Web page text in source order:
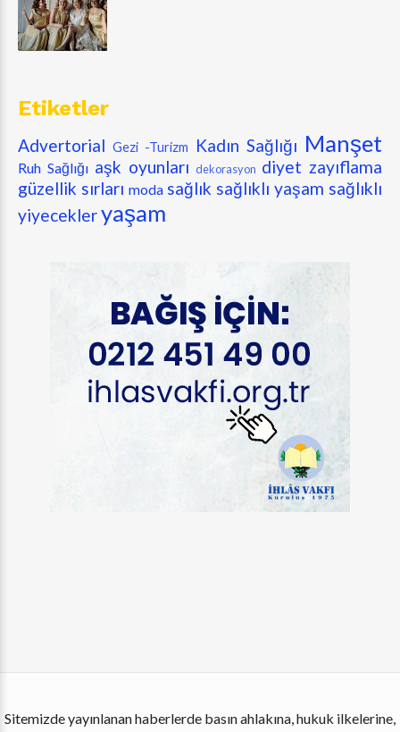
Etiketler
Advertorial Gezi -Turizm Kadın Sağlığı Manşet
Ruh Sağlığı aşk oyunları dekorasyon diyet zayıflama
güzellik sırları moda sağlık sağlıklı yaşam sağlıklı
yiyecekleryaşam
Sitemizde yayınlanan haberlerde basın ahlakına, hukuk ilkelerine,